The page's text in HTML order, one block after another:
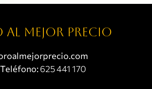
al mejor precio
Teléfono:625 441 170